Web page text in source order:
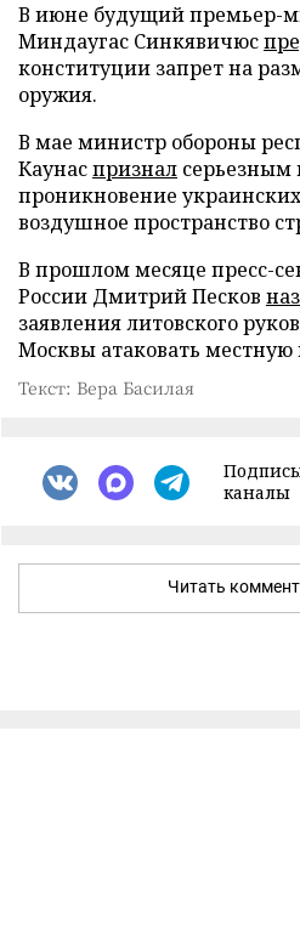
В июне будущий премьер-
Миндаугас Синкявичюс
конституции запрет на
оружия.
В мае министр обороны
Каунаспризнал серьезным
проникновение
воздушное пространство
В прошлом месяце пресс-
России Дмитрий Песков
заявления литовского
Москвы атаковать местную
Текст: Вера Басилая
каналы
Читать